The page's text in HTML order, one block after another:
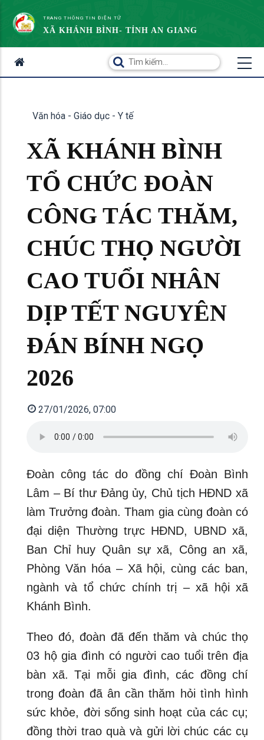
TRANG THÔNG TIN ĐIỆN TỬ
XÃ KHÁNH BÌNH- TỈNH AN GIANG
Văn hóa - Giáo dục - Y tế
XÃ KHÁNH BÌNH
TỔ CHỨC ĐOÀN
CÔNG TÁC THĂM,
CHÚC THỌ NGƯỜI
CAO TUỔI NHÂN
DỊP TẾT NGUYÊN
ĐÁN BÍNH NGỌ
2026
27/01/2026, 07:00
Đoàn công tác do đồng chí Đoàn Bình
Lâm – Bí thư Đảng ủy, Chủ tịch HĐND xã
làm Trưởng đoàn. Tham gia cùng đoàn có
đại diện Thường trực HĐND, UBND xã,
Ban Chỉ huy Quân sự xã, Công an xã,
Phòng Văn hóa – Xã hội, cùng các ban,
ngành và tổ chức chính trị – xã hội xã
Khánh Bình.
Theo đó, đoàn đã đến thăm và chúc thọ
03 hộ gia đình có người cao tuổi trên địa
bàn xã. Tại mỗi gia đình, các đồng chí
trong đoàn đã ân cần thăm hỏi tình hình
sức khỏe, đời sống sinh hoạt của các cụ;
đồng thời trao quà và gửi lời chúc các cụ